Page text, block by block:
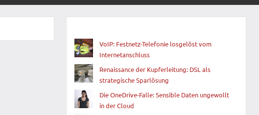
VoIP: Festnetz-Telefonie losgelöst vom
Internetanschluss
Renaissance der Kupferleitung: DSL als
strategische Sparlösung
Die OneDrive-Falle: Sensible Daten ungewollt
in der Cloud